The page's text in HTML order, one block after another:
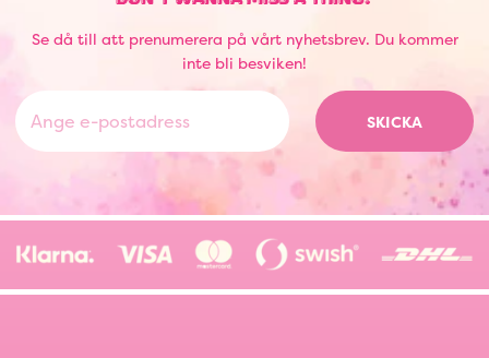
Se då till att prenumerera på vårt nyhetsbrev. Du kommer
inte bli besviken!
SKICKA